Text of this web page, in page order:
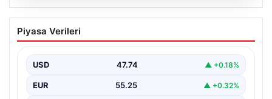
07.08.2026
Resmi imzayı attı! Ndiaye’nin yeni
adresi çok şaşırttı
Piyasa Verileri
USD 47.74 ▲ +0.18%
EUR 55.25 ▲ +0.32%